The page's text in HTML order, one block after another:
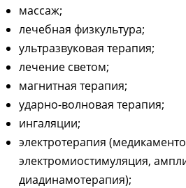
массаж;
лечебная физкультура;
ультразвуковая терапия;
лечение светом;
магнитная терапия;
ударно-волновая терапия;
ингаляции;
электротерапия
электромиостимуляция,
диадинамотерапия);